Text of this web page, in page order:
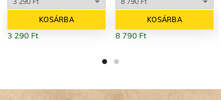
KOSÁRBA
3 290 Ft
KOSÁRBA
8 790 Ft